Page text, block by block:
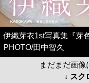
伊織芽衣1st写真集『芽
PHOTO/田中智久
まだまだ画像
↓ スク